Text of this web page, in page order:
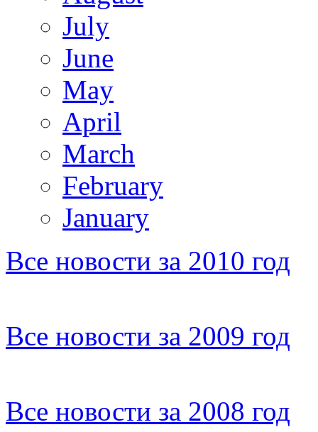
July
June
May
April
March
February
January
Все новости за 2010 год
Все новости за 2009 год
Все новости за 2008 год